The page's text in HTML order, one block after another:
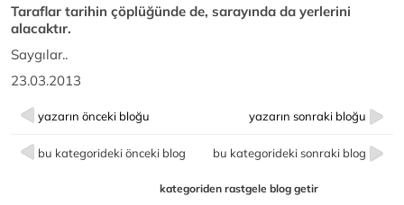
Taraflar tarihin çöplüğünde de, sarayında da yerlerini
alacaktır.
Saygılar..
23.03.2013
yazarın önceki bloğu yazarın sonraki bloğu
bu kategorideki önceki blog bu kategorideki sonraki blog
kategoriden rastgele blog getir